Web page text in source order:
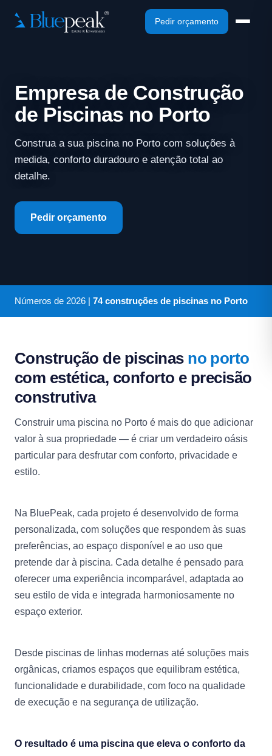
Pedir orçamento
Empresa de Construção
de Piscinas no Porto
Construa a sua piscina no Porto com soluções à
medida, conforto duradouro e atenção total ao
detalhe.
Pedir orçamento
Números de 2026 | 74 construções de piscinas no Porto
Construção de piscinas no porto
com estética, conforto e precisão
construtiva
Construir uma piscina no Porto é mais do que adicionar
valor à sua propriedade — é criar um verdadeiro oásis
particular para desfrutar com conforto, privacidade e
estilo.
Na BluePeak, cada projeto é desenvolvido de forma
personalizada, com soluções que respondem às suas
preferências, ao espaço disponível e ao uso que
pretende dar à piscina. Cada detalhe é pensado para
oferecer uma experiência incomparável, adaptada ao
seu estilo de vida e integrada harmoniosamente no
espaço exterior.
Desde piscinas de linhas modernas até soluções mais
orgânicas, criamos espaços que equilibram estética,
funcionalidade e durabilidade, com foco na qualidade
de execução e na segurança de utilização.
O resultado é uma piscina que eleva o conforto da